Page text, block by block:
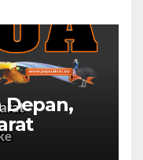
Depan,
2027